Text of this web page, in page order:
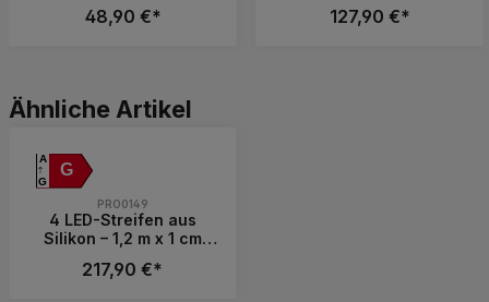
48,90 €* 127,90 €*
Produktgalerie überspringen
Ähnliche Artikel
G
A
G
PRO0149
4 LED-Streifen aus
Silikon – 1,2 m x 1 cm
Aluminiumschienen
217,90 €*